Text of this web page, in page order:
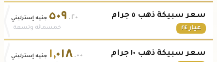
سعر سبيكة ذهب ٥ جرام
عيار ٢٤
٥٠٩ .٢٠ جنيه إسترليني
خمسمائة وتسعة
سعر سبيكة ذهب ١٠ جرام ١,٠١٨ .٠٠ جنيه إسترليني